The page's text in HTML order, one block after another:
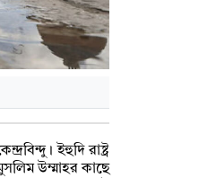
ইহুদি রাষ্ট্র
উম্মাহর কাছে